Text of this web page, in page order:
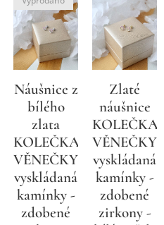
Náušnice z
bílého
zlata
KOLEČKA,
VĚNEČKY
vyskládaná
kamínky -
zdobené
Zlaté
náušnice
KOLEČKA,
VĚNEČKY
vyskládaná
kamínky -
zdobené
zirkony -